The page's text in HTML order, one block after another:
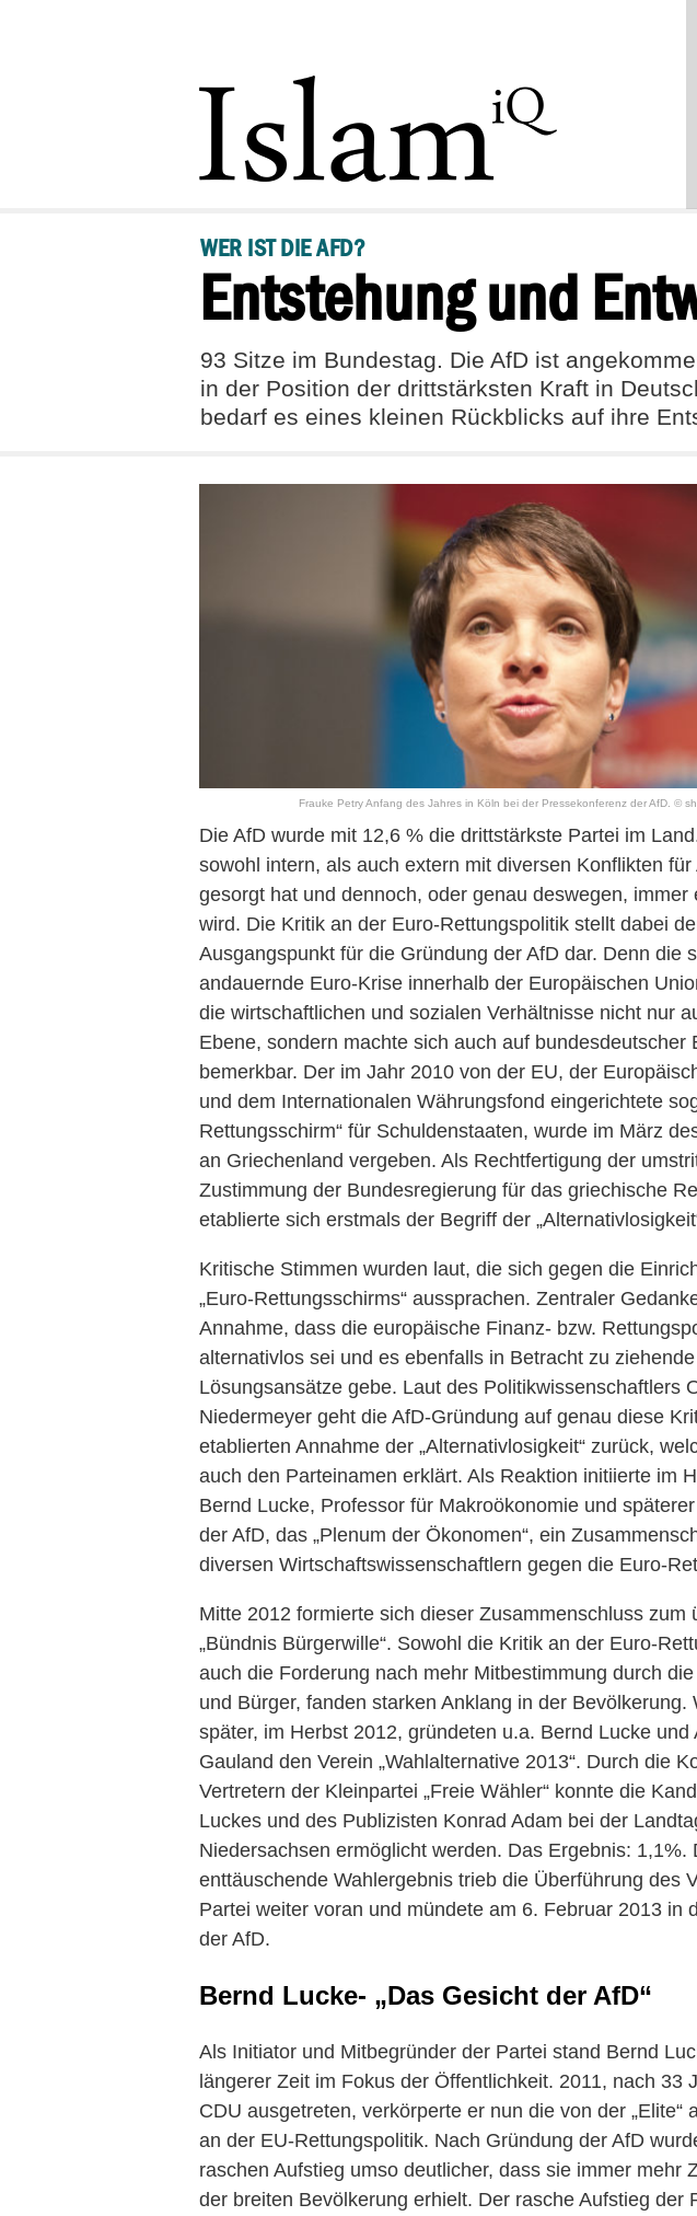
WER IST DIE AFD?
Entstehung und
93 Sitze im Bundestag. Die AfD ist
in der Position der drittstärksten Kraft in
bedarf es eines kleinen Rückblicks auf ihre
Frauke Petry Anfang des Jahres in Köln bei der Pressekonferenz der AfD. ©
Die AfD wurde mit 12,6 % die drittstärkste Partei im
sowohl intern, als auch extern mit diversen Konflikten für
gesorgt hat und dennoch, oder genau deswegen, immer
wird. Die Kritik an der Euro-Rettungspolitik stellt dabei
Ausgangspunkt für die Gründung der AfD dar. Denn die
andauernde Euro-Krise innerhalb der Europäischen
die wirtschaftlichen und sozialen Verhältnisse nicht nur
Ebene, sondern machte sich auch auf bundesdeutscher
bemerkbar. Der im Jahr 2010 von der EU, der
und dem Internationalen Währungsfond eingerichtete
Rettungsschirm“ für Schuldenstaaten, wurde im März
an Griechenland vergeben. Als Rechtfertigung der
Zustimmung der Bundesregierung für das griechische
etablierte sich erstmals der Begriff der
Kritische Stimmen wurden laut, die sich gegen die
„Euro-Rettungsschirms“ aussprachen. Zentraler
Annahme, dass die europäische Finanz- bzw.
alternativlos sei und es ebenfalls in Betracht zu ziehende
Lösungsansätze gebe. Laut des Politikwissenschaftlers
Niedermeyer geht die AfD-Gründung auf genau diese
etablierten Annahme der „Alternativlosigkeit“ zurück,
auch den Parteinamen erklärt. Als Reaktion initiierte im
Bernd Lucke, Professor für Makroökonomie und
der AfD, das „Plenum der Ökonomen“, ein
diversen Wirtschaftswissenschaftlern gegen die Euro-
Mitte 2012 formierte sich dieser Zusammenschluss zum
„Bündnis Bürgerwille“. Sowohl die Kritik an der Euro-
auch die Forderung nach mehr Mitbestimmung durch
und Bürger, fanden starken Anklang in der Bevölkerung.
später, im Herbst 2012, gründeten u.a. Bernd Lucke und
Gauland den Verein „Wahlalternative 2013“. Durch die
Vertretern der Kleinpartei „Freie Wähler“ konnte die
Luckes und des Publizisten Konrad Adam bei der
Niedersachsen ermöglicht werden. Das Ergebnis: 1,1%.
enttäuschende Wahlergebnis trieb die Überführung des
Partei weiter voran und mündete am 6. Februar 2013 in
der AfD.
Bernd Lucke- „Das Gesicht der AfD“
Als Initiator und Mitbegründer der Partei stand Bernd
längerer Zeit im Fokus der Öffentlichkeit. 2011, nach 33
CDU ausgetreten, verkörperte er nun die von der „Elite“
an der EU-Rettungspolitik. Nach Gründung der AfD
raschen Aufstieg umso deutlicher, dass sie immer mehr
der breiten Bevölkerung erhielt. Der rasche Aufstieg der